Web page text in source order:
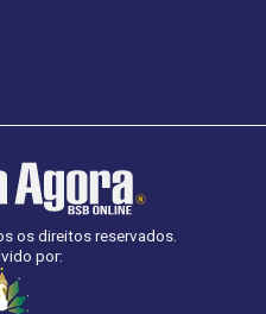
os direitos reservados.
por: